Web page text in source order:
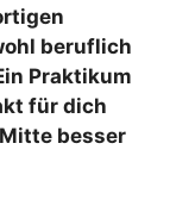
beruflich
Praktikum
für dich
besser